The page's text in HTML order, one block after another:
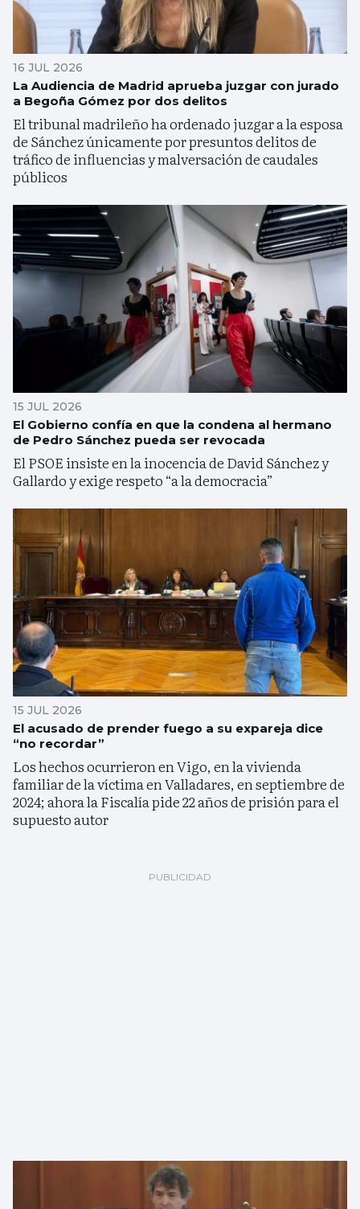
16 JUL 2026
La Audiencia de Madrid aprueba juzgar con jurado
a Begoña Gómez por dos delitos
El tribunal madrileño ha ordenado juzgar a la esposa
de Sánchez únicamente por presuntos delitos de
tráfico de influencias y malversación de caudales
públicos
15 JUL 2026
El Gobierno confía en que la condena al hermano
de Pedro Sánchez pueda ser revocada
El PSOE insiste en la inocencia de David Sánchez y
Gallardo y exige respeto “a la democracia”
15 JUL 2026
El acusado de prender fuego a su expareja dice
“no recordar”
Los hechos ocurrieron en Vigo, en la vivienda
familiar de la víctima en Valladares, en septiembre de
2024; ahora la Fiscalía pide 22 años de prisión para el
supuesto autor